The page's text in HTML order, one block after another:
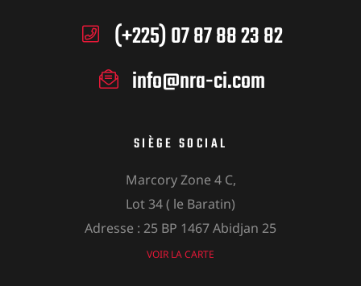
(+225) 07 87 88 23 82
info@nra-ci.com
SIÈGE SOCIAL
Marcory Zone 4 C,
Lot 34 ( le Baratin)
Adresse : 25 BP 1467 Abidjan 25
VOIR LA CARTE